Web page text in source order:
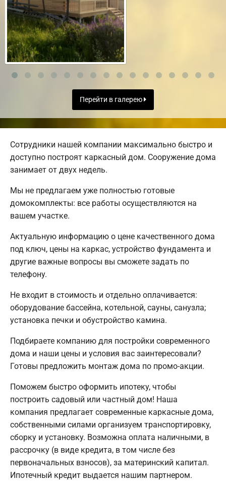
Перейти в галерею
Сотрудники нашей компании максимально быстро и
доступно построят каркасный дом. Сооружение дома
занимает от двух недель.
Мы не предлагаем уже полностью готовые
домокомплекты: все работы осуществляются на
вашем участке.
Актуальную информацию о цене качественного дома
под ключ, цены на каркас, устройство фундамента и
другие важные вопросы вы сможете задать по
телефону.
Не входит в стоимость и отдельно оплачивается:
оборудование бассейна, котельной, сауны, санузла;
установка печки и обустройство камина.
Подбираете компанию для постройки современного
дома и наши цены и условия вас заинтересовали?
Готовы предложить монтаж дома по промо-акции.
Поможем быстро оформить ипотеку, чтобы
построить садовый или частный дом! Наша
компания предлагает современные каркасные дома,
собственными силами организуем транспортировку,
сборку и установку. Возможна оплата наличными, в
рассрочку (в виде кредита, в том числе без
первоначальных взносов), за материнский капитал.
Ипотечный кредит выдается нашим партнером.